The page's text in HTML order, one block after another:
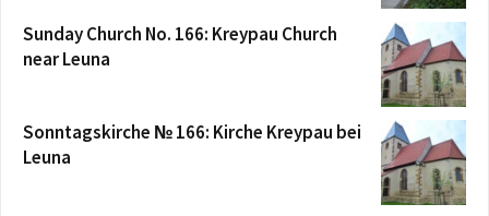
Sunday Church No. 166: Kreypau Church
near Leuna
Sonntagskirche № 166: Kirche Kreypau bei
Leuna